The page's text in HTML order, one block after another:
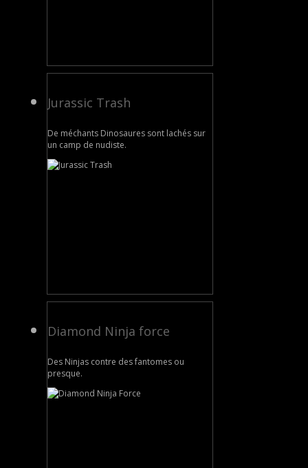
Jurassic Trash
De méchants Dinosaures sont lachés sur
un camp de nudiste.
Diamond Ninja force
Des Ninjas contre des fantomes ou
presque.